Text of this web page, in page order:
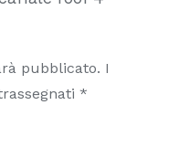
pubblicato. I
*